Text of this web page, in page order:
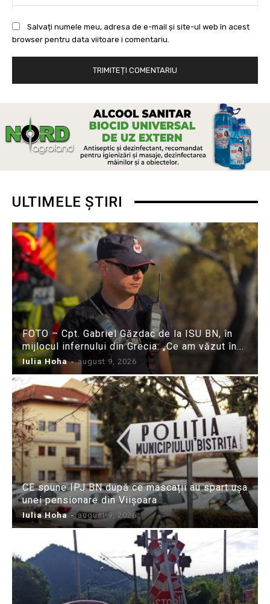
Salvați numele meu, adresa de e-mail și site-ul web în acest
browser pentru data viitoare i comentariu.
ULTIMELE ȘTIRI
FOTO – Cpt. Gabriel Găzdac de la ISU BN, în
mijlocul infernului din Grecia: „Ce am văzut în...
Iulia Hoha - august 9, 2026
CE spune IPJ BN după ce mascații au spart ușa
unei pensionare din Viișoara
Iulia Hoha - august 9, 2026